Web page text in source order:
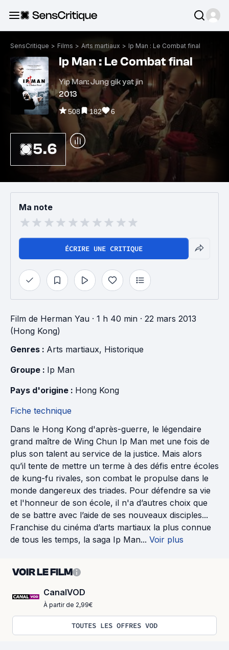
SensCritique > Films > Arts martiaux > Ip Man : Le Combat final
Ip Man : Le Combat final
Yip Man: Jung gik yat jin
2013
508 182 6
5.6
Ma note
ÉCRIRE UNE CRITIQUE
Film de Herman Yau · 1 h 40 min · 22 mars 2013
(Hong Kong)
Genres : Arts martiaux, Historique
Groupe : Ip Man
Pays d'origine : Hong Kong
Fiche technique
Dans le Hong Kong d'après-guerre, le légendaire
grand maître de Wing Chun Ip Man met une fois de
plus son talent au service de la justice. Mais alors
qu’il tente de mettre un terme à des défis entre écoles
de kung-fu rivales, son combat le propulse dans le
monde dangereux des triades. Pour défendre sa vie
et l'honneur de son école, il n'a d’autres choix que
de se battre avec l’aide de ses nouveaux disciples...
Franchise du cinéma d’arts martiaux la plus connue
de tous les temps, la saga Ip Man... Voir plus
VOIR LE FILM
CanalVOD
À partir de 2,99€
TOUTES LES OFFRES VOD